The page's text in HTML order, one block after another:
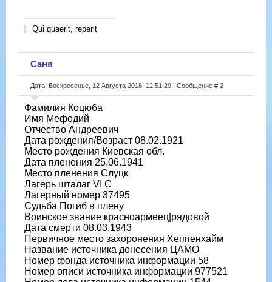
Qui quaerit, reperit
Саня
Дата: Воскресенье, 12 Августа 2018, 12:51:29 | Сообщение # 2
Фамилия Коцюба
Имя Мефодий
Отчество Андреевич
Дата рождения/Возраст 08.02.1921
Место рождения Киевская обл.
Дата пленения 25.06.1941
Место пленения Слуцк
Лагерь шталаг VI C
Лагерный номер 37495
Судьба Погиб в плену
Воинское звание красноармеец|рядовой
Дата смерти 08.03.1943
Первичное место захоронения Хеппенхайм
Название источника донесения ЦАМО
Номер фонда источника информации 58
Номер описи источника информации 977521